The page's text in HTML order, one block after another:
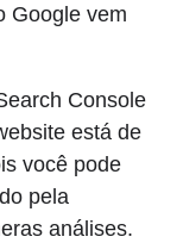
Google vem
Console
está de
você pode
pela
análises.